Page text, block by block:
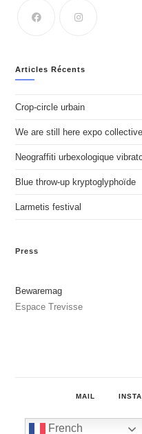
Articles Récents
Crop-circle urbain
We are still here expo
Neograffiti urbexologique
Blue throw-up kryptoglyphoïde
Larmetis festival
Press
Bewaremag
Espace Trevisse
MAIL
©
French